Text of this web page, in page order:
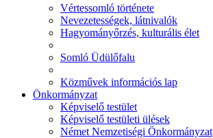
Vértessomló története
Nevezetességek, látnivalók
Hagyományőrzés, kulturális élet
Somló Üdülőfalu
Közművek információs lap
Önkormányzat
Képviselő testület
Képviselő testületi ülések
Német Nemzetiségi Önkormányzat